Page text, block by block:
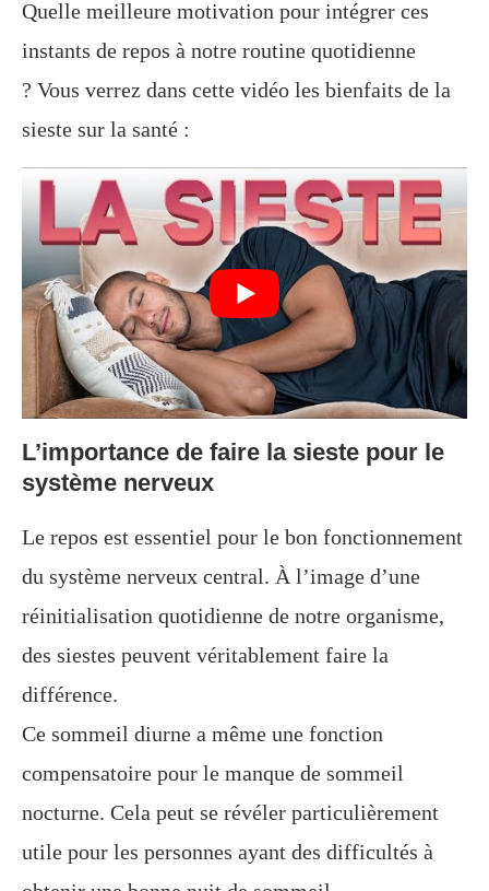
Quelle meilleure motivation pour intégrer ces
instants de repos à notre routine quotidienne
? Vous verrez dans cette vidéo les bienfaits de la
sieste sur la santé :
L’importance de faire la sieste pour le
système nerveux
Le repos est essentiel pour le bon fonctionnement
du système nerveux central. À l’image d’une
réinitialisation quotidienne de notre organisme,
des siestes peuvent véritablement faire la
différence.
Ce sommeil diurne a même une fonction
compensatoire pour le manque de sommeil
nocturne. Cela peut se révéler particulièrement
utile pour les personnes ayant des difficultés à